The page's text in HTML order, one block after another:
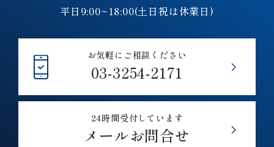
平日9:00~18:00(土日祝は休業日)
お気軽にご相談ください
03-3254-2171
24時間受付しています
メールお問合せ